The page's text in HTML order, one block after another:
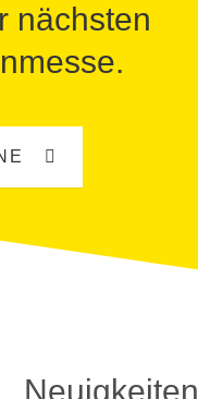
nächsten
Neuigkeiten